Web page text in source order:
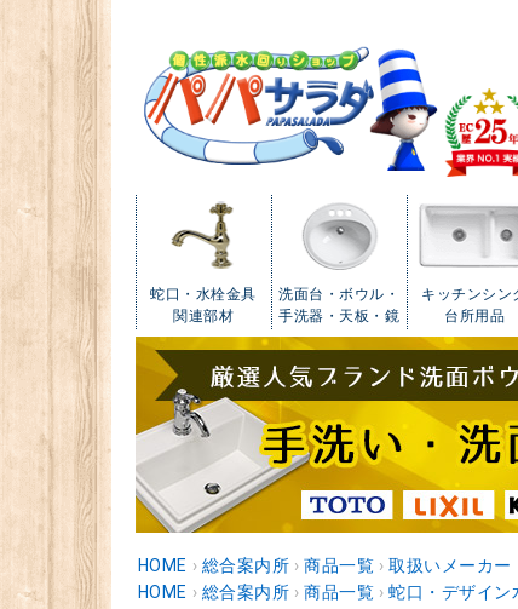
蛇口・水栓金具
関連部材
洗面台・ボウル・
手洗器・天板・鏡
キッチンシン
台所用品
HOME › 総合案内所 › 商品一覧 › 取扱いメーカー
HOME › 総合案内所 › 商品一覧 › 蛇口・デザイン